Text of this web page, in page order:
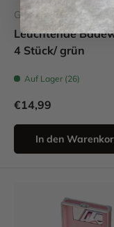
Glo Pals
Leuchtende
4 Stück/ grün
Auf Lager (26)
€14,99
In den